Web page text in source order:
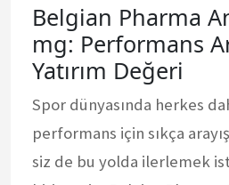
Belgian Pharma
mg: Performans
Yatırım Değeri
Spor dünyasında herkes
performans için sıkça
siz de bu yolda ilerlemek